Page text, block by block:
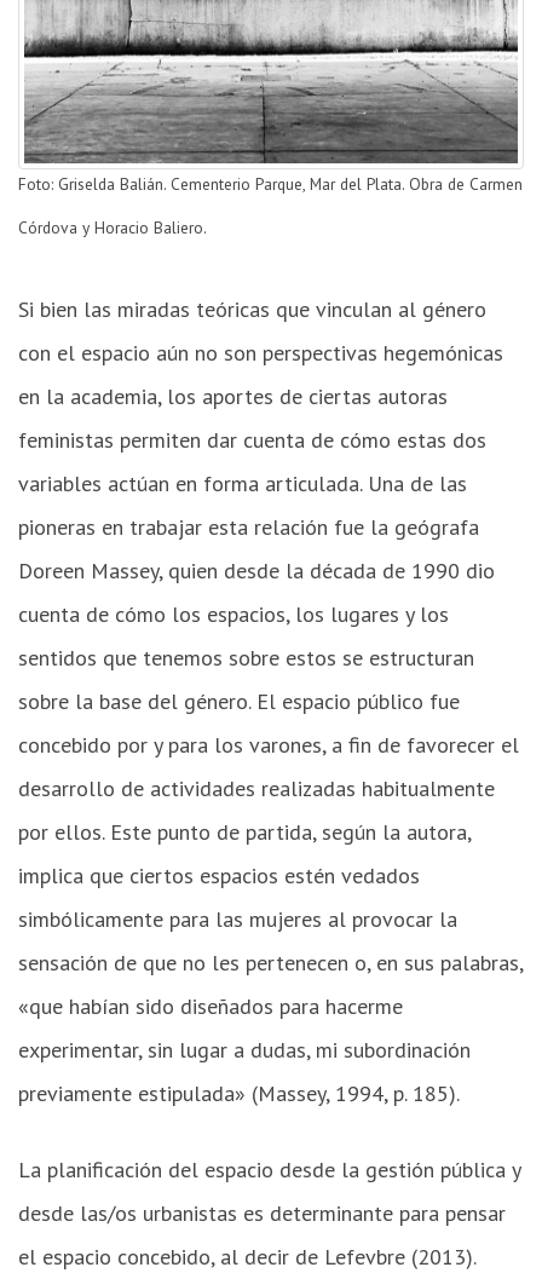
Foto: Griselda Balián. Cementerio Parque, Mar del Plata. Obra de Carmen
Córdova y Horacio Baliero.
Si bien las miradas teóricas que vinculan al género
con el espacio aún no son perspectivas hegemónicas
en la academia, los aportes de ciertas autoras
feministas permiten dar cuenta de cómo estas dos
variables actúan en forma articulada. Una de las
pioneras en trabajar esta relación fue la geógrafa
Doreen Massey, quien desde la década de 1990 dio
cuenta de cómo los espacios, los lugares y los
sentidos que tenemos sobre estos se estructuran
sobre la base del género. El espacio público fue
concebido por y para los varones, a fin de favorecer el
desarrollo de actividades realizadas habitualmente
por ellos. Este punto de partida, según la autora,
implica que ciertos espacios estén vedados
simbólicamente para las mujeres al provocar la
sensación de que no les pertenecen o, en sus palabras,
«que habían sido diseñados para hacerme
experimentar, sin lugar a dudas, mi subordinación
previamente estipulada» (Massey, 1994, p. 185).
La planificación del espacio desde la gestión pública y
desde las/os urbanistas es determinante para pensar
el espacio concebido, al decir de Lefevbre (2013).